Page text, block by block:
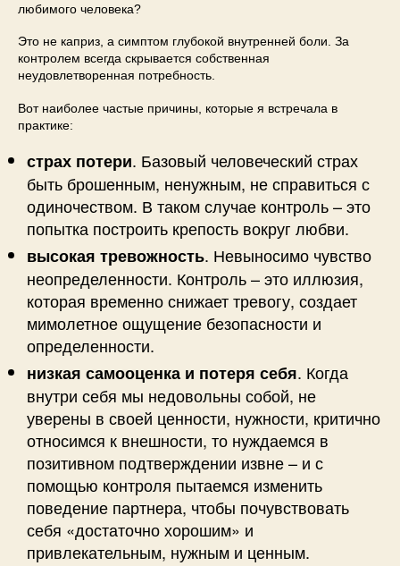
любимого человека?
Это не каприз, а симптом глубокой внутренней боли. За
контролем всегда скрывается собственная
неудовлетворенная потребность.
Вот наиболее частые причины, которые я встречала в
практике:
страх потери. Базовый человеческий страх
быть брошенным, ненужным, не справиться с
одиночеством. В таком случае контроль – это
попытка построить крепость вокруг любви.
высокая тревожность. Невыносимо чувство
неопределенности. Контроль – это иллюзия,
которая временно снижает тревогу, создает
мимолетное ощущение безопасности и
определенности.
низкая самооценка и потеря себя. Когда
внутри себя мы недовольны собой, не
уверены в своей ценности, нужности, критично
относимся к внешности, то нуждаемся в
позитивном подтверждении извне – и с
помощью контроля пытаемся изменить
поведение партнера, чтобы почувствовать
себя «достаточно хорошим» и
привлекательным, нужным и ценным.